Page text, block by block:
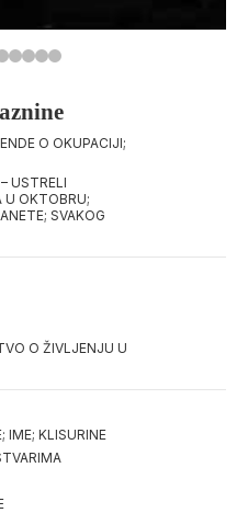
O OKUPACIJI;
USTRELI
U OKTOBRU;
SVAKOG
O ŽIVLJENJU U
IME; KLISURINE